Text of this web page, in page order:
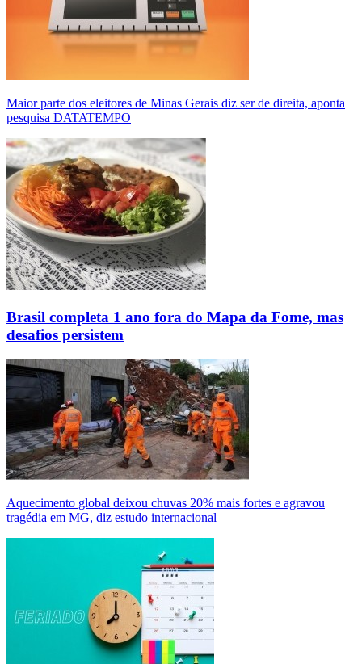
Maior parte dos eleitores de Minas Gerais diz ser de direita, aponta
pesquisa DATATEMPO
Brasil completa 1 ano fora do Mapa da Fome, mas
desafios persistem
Aquecimento global deixou chuvas 20% mais fortes e agravou
tragédia em MG, diz estudo internacional